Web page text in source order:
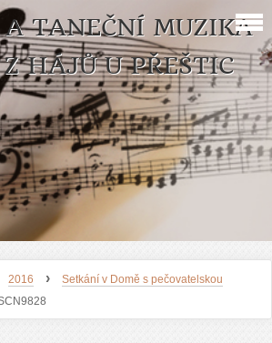
A TANEČNÍ MUZIKA
HÁJŮ U PŘEŠTIC
2016 ›
Setkání v Domě s pečovatelskou